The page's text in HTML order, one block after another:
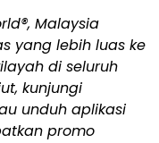
Malaysia
yang lebih luas ke
di seluruh
kunjungi
unduh aplikasi
promo